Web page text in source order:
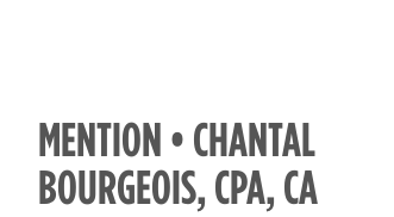
MENTION • CHANTAL
BOURGEOIS, CPA, CA